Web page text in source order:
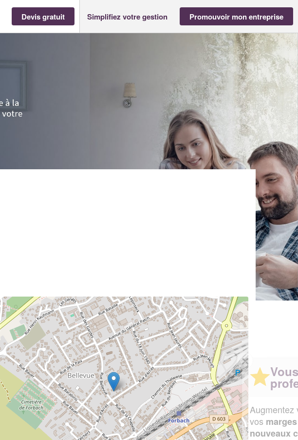
Devis gratuit Simplifiez votre gestion Promouvoir mon entreprise
✕
Vous êtes un
professionnel ?
Augmentez votrechiffre d'affaireset
vosmargestout en gagnant de
nouveaux clients!